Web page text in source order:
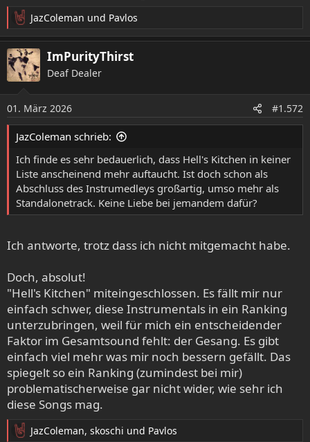
R
e
a
k
t
n
e
n
JazColeman und Pavlos
ImPurityThirst
Deaf Dealer
01. März 2026 #1.572
JazColeman schrieb:
Ich finde es sehr bedauerlich, dass Hell's Kitchen in keiner
Liste anscheinend mehr auftaucht. Ist doch schon als
Abschluss des Instrumedleys großartig, umso mehr als
Standalonetrack. Keine Liebe bei jemandem dafür?
Ich antworte, trotz dass ich nicht mitgemacht habe.
Doch, absolut!
"Hell's Kitchen" miteingeschlossen. Es fällt mir nur
einfach schwer, diese Instrumentals in ein Ranking
unterzubringen, weil für mich ein entscheidender
Faktor im Gesamtsound fehlt: der Gesang. Es gibt
einfach viel mehr was mir noch bessern gefällt. Das
spiegelt so ein Ranking (zumindest bei mir)
problematischerweise gar nicht wider, wie sehr ich
diese Songs mag.
R
JazColeman, skoschi und Pavlos